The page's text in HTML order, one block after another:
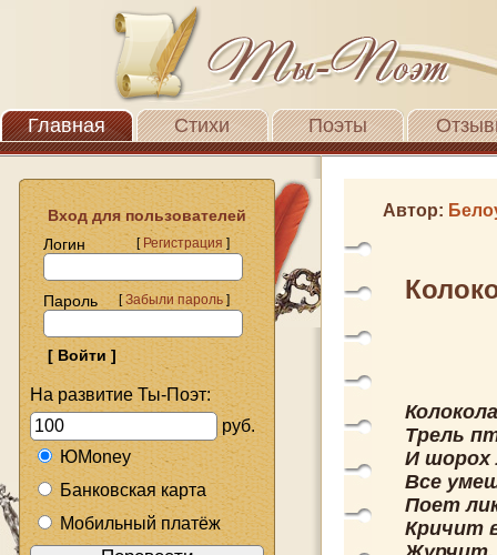
Главная Стихи Поэты
Вход для пользователей
Логин
[Регистрация]
Пароль [Забыли пароль]
На развитие Ты-Поэт:
руб.
ЮMoney
Банковская карта
Мобильный платёж
Автор:
Трель
И шорох
Все
Поет
Кричит